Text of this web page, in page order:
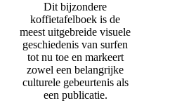
Dit bijzondere
koffietafelboek is de
meest uitgebreide visuele
geschiedenis van surfen
tot nu toe en markeert
zowel een belangrijke
culturele gebeurtenis als
een publicatie.